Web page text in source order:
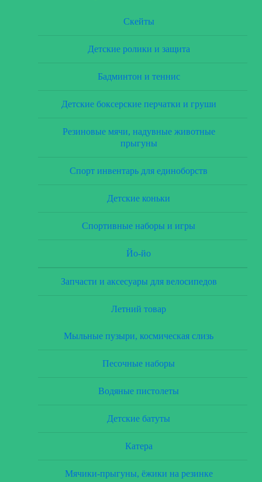
Скейты
Детские ролики и защита
Бадминтон и теннис
Детские боксерские перчатки и груши
Резиновые мячи, надувные животные
прыгуны
Спорт инвентарь для единоборств
Детские коньки
Спортивные наборы и игры
Йо-йо
Запчасти и аксесуары для велосипедов
Летний товар
Мыльные пузыри, космическая слизь
Песочные наборы
Водяные пистолеты
Детские батуты
Катера
Мячики-прыгуны, ёжики на резинке